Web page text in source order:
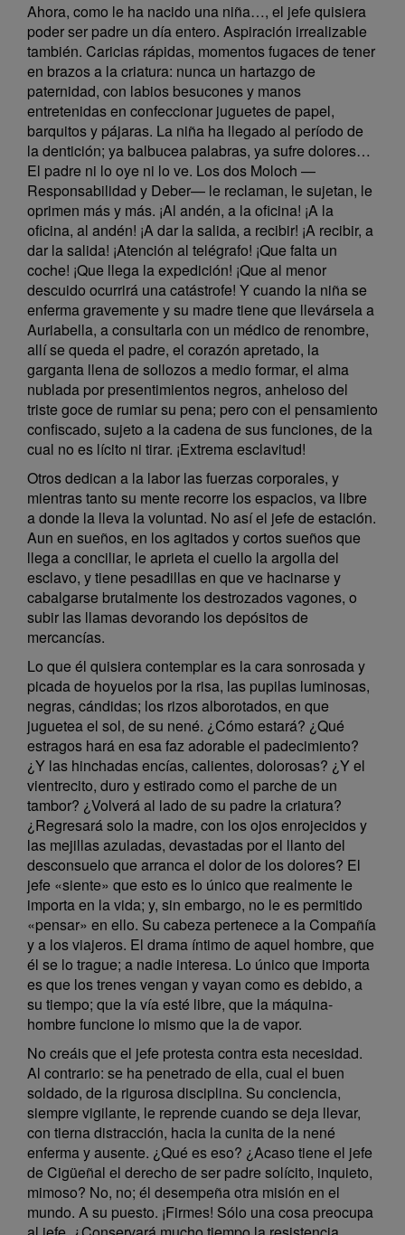
Ahora, como le ha nacido una niña…, el jefe quisiera
poder ser padre un día entero. Aspiración irrealizable
también. Caricias rápidas, momentos fugaces de tener
en brazos a la criatura: nunca un hartazgo de
paternidad, con labios besucones y manos
entretenidas en confeccionar juguetes de papel,
barquitos y pájaras. La niña ha llegado al período de
la dentición; ya balbucea palabras, ya sufre dolores…
El padre ni lo oye ni lo ve. Los dos Moloch —
Responsabilidad y Deber— le reclaman, le sujetan, le
oprimen más y más. ¡Al andén, a la oficina! ¡A la
oficina, al andén! ¡A dar la salida, a recibir! ¡A recibir, a
dar la salida! ¡Atención al telégrafo! ¡Que falta un
coche! ¡Que llega la expedición! ¡Que al menor
descuido ocurrirá una catástrofe! Y cuando la niña se
enferma gravemente y su madre tiene que llevársela a
Auriabella, a consultarla con un médico de renombre,
allí se queda el padre, el corazón apretado, la
garganta llena de sollozos a medio formar, el alma
nublada por presentimientos negros, anheloso del
triste goce de rumiar su pena; pero con el pensamiento
confiscado, sujeto a la cadena de sus funciones, de la
cual no es lícito ni tirar. ¡Extrema esclavitud!
Otros dedican a la labor las fuerzas corporales, y
mientras tanto su mente recorre los espacios, va libre
a donde la lleva la voluntad. No así el jefe de estación.
Aun en sueños, en los agitados y cortos sueños que
llega a conciliar, le aprieta el cuello la argolla del
esclavo, y tiene pesadillas en que ve hacinarse y
cabalgarse brutalmente los destrozados vagones, o
subir las llamas devorando los depósitos de
mercancías.
Lo que él quisiera contemplar es la cara sonrosada y
picada de hoyuelos por la risa, las pupilas luminosas,
negras, cándidas; los rizos alborotados, en que
juguetea el sol, de su nené. ¿Cómo estará? ¿Qué
estragos hará en esa faz adorable el padecimiento?
¿Y las hinchadas encías, calientes, dolorosas? ¿Y el
vientrecito, duro y estirado como el parche de un
tambor? ¿Volverá al lado de su padre la criatura?
¿Regresará solo la madre, con los ojos enrojecidos y
las mejillas azuladas, devastadas por el llanto del
desconsuelo que arranca el dolor de los dolores? El
jefe «siente» que esto es lo único que realmente le
importa en la vida; y, sin embargo, no le es permitido
«pensar» en ello. Su cabeza pertenece a la Compañía
y a los viajeros. El drama íntimo de aquel hombre, que
él se lo trague; a nadie interesa. Lo único que importa
es que los trenes vengan y vayan como es debido, a
su tiempo; que la vía esté libre, que la máquina-
hombre funcione lo mismo que la de vapor.
No creáis que el jefe protesta contra esta necesidad.
Al contrario: se ha penetrado de ella, cual el buen
soldado, de la rigurosa disciplina. Su conciencia,
siempre vigilante, le reprende cuando se deja llevar,
con tierna distracción, hacia la cunita de la nené
enferma y ausente. ¿Qué es eso? ¿Acaso tiene el jefe
de Cigüeñal el derecho de ser padre solícito, inquieto,
mimoso? No, no; él desempeña otra misión en el
mundo. A su puesto. ¡Firmes! Sólo una cosa preocupa